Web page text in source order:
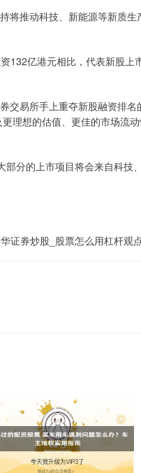
将推动科技、新能源等新质生
132亿港元相比，代表新股上
交易所手上重夺新股融资排名
理想的估值、更佳的市场流
分的上市项目将会来自科技、
证券炒股_股票怎么用杠杆观